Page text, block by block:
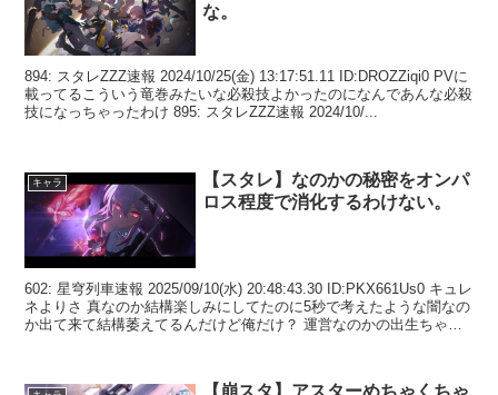
な。
894: スタレZZZ速報 2024/10/25(金) 13:17:51.11 ID:DROZZiqi0 PVに
載ってるこういう竜巻みたいな必殺技よかったのになんであんな必殺
技になっちゃったわけ 895: スタレZZZ速報 2024/10/...
キャラ
【スタレ】なのかの秘密をオンパ
ロス程度で消化するわけない。
602: 星穹列車速報 2025/09/10(水) 20:48:43.30 ID:PKX661Us0 キュレ
ネよりさ 真なのか結構楽しみにしてたのに5秒で考えたような闇なの
か出て来て結構萎えてるんだけど俺だけ？ 運営なのかの出生ちゃん